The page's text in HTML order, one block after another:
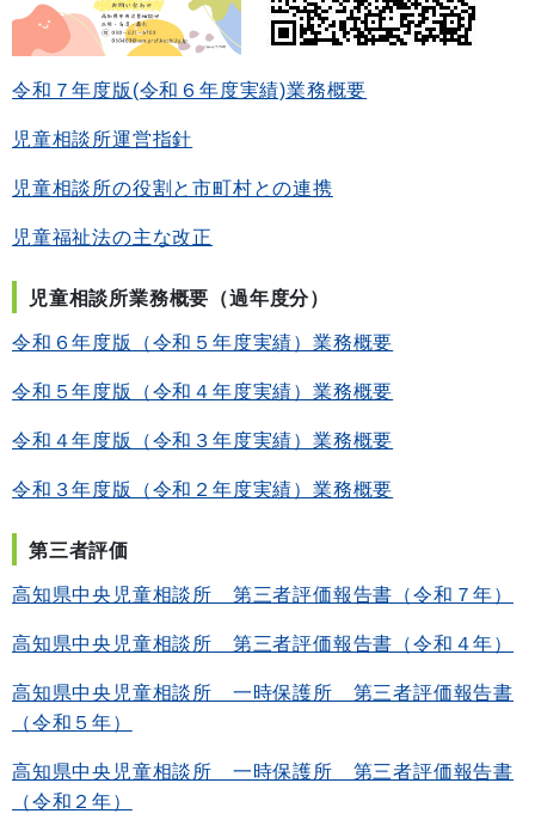
令和７年度版(令和６年度実績)業務概要
児童相談所運営指針
児童相談所の役割と市町村との連携
児童福祉法の主な改正
児童相談所業務概要（過年度分）
令和６年度版（令和５年度実績）業務概要
令和５年度版（令和４年度実績）業務概要
令和４年度版（令和３年度実績）業務概要
令和３年度版（令和２年度実績）業務概要
第三者評価
高知県中央児童相談所 第三者評価報告書（令和７年）
高知県中央児童相談所 第三者評価報告書（令和４年）
高知県中央児童相談所 一時保護所 第三者評価報告書
（令和５年）
高知県中央児童相談所 一時保護所 第三者評価報告書
（令和２年）